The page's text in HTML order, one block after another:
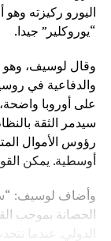
اليورو ركيزته
“يوروكلير” جيدا.
وقال لوسيف، وهو
والدفاعية في
على أوروبا
سيدمر الثقة
رؤوس الأموال
أوسطية. يمكن
وأضاف لوسيف:
الحصانة بموجب